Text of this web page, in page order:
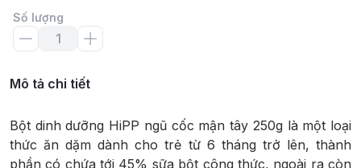
Số lượng
Mô tả chi tiết
Bột dinh dưỡng HiPP ngũ cốc mận tây 250g là một loại
thức ăn dặm dành cho trẻ từ 6 tháng trở lên, thành
phần có chứa tới 45% sữa bột công thức, ngoài ra còn